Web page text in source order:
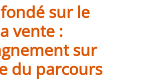
sur le
vente :
sur
du parcours